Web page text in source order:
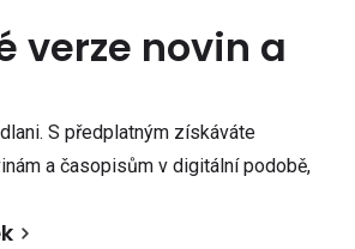
verze novin a
S předplatným získáváte
a časopisům v digitální podobě,